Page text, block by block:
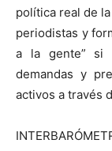
política real de
periodistas y
a la gente” si
demandas y
activos a través